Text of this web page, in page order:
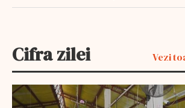
Cifra zilei Vezi